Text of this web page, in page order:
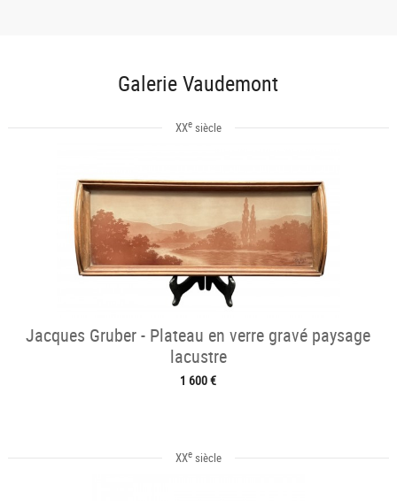
Galerie Vaudemont
XXesiècle
Jacques Gruber - Plateau en verre gravé paysage
lacustre
1 600 €
XXesiècle